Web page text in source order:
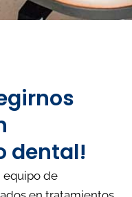
dental!
equipo de